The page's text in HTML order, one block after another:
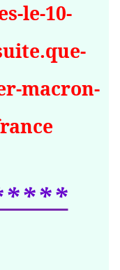
le-10-
macron-